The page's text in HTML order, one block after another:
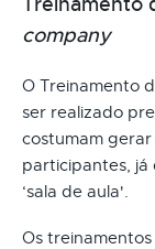
company
O Treinamento
ser realizado
costumam
participantes, já
‘sala de aula'.
Os treinamentos